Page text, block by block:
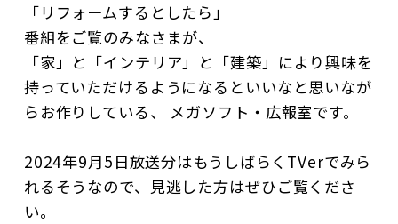
「リフォームするとしたら」
番組をご覧のみなさまが、
「家」と「インテリア」と「建築」により興味を
持っていただけるようになるといいなと思いなが
らお作りしている、 メガソフト・広報室です。
2024年9月5日放送分はもうしばらくTVerでみら
れるそうなので、見逃した方はぜひご覧くださ
い。